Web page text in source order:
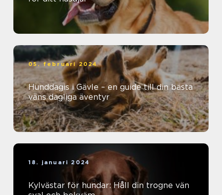
05. februari 2024
Hunddagis i Gävle – en guide till din bästa
väns dagliga äventyr
18. januari 2024
Kylvästar för hundar: Håll din trogne vän